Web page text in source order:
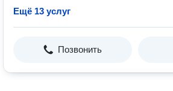
Ещё 13 услуг
Позвонить